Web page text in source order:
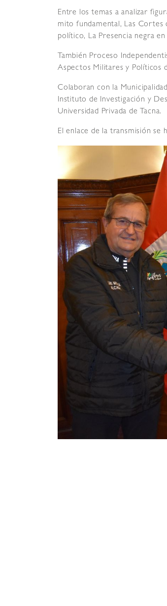
Entre los temas a analizar
mito fundamental, Las Cortes
político, La Presencia negra
También Proceso
Aspectos Militares y Políticos
Colaboran con la
Instituto de Investigación y
Universidad Privada de Tacna.
El enlace de la transmisión